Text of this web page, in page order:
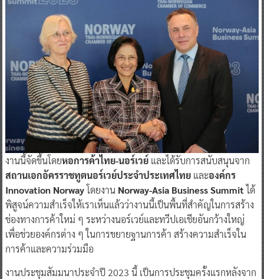
งานนี้จัดขึ้นโดยหอการค้าไทย-นอร์เวย์และได้รับการสนับสนุนจาก
สถานเอกอัครราชทูตนอร์เวย์ประจำประเทศไทยและองค์กร
Innovation Norway โดยงาน Norway-Asia Business Summitได้
พิสูจน์ความสำเร็จให้เราเห็นแล้วว่างานนี้เป็นพื้นที่สำคัญในการสร้าง
ช่องทางการค้าใหม่ ๆ ระหว่างนอร์เวย์และทวีปเอเชียอันกว้างใหญ่
เพื่อช่วยองค์กรต่าง ๆ ในการขยายฐานการค้า สร้างความสำเร็จใน
การค้าและความร่วมมือ
งานประชุมสัมมนาประจำปี 2023 นี้ เป็นการประชุมครั้งแรกหลังจาก